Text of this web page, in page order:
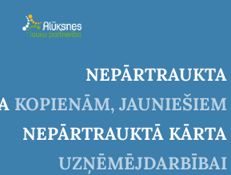
NEPĀRTRAUKTA
KOPIENĀM, JAUNIEŠIEM
NEPĀRTRAUKTĀ KĀRTA
UZŅĒMĒJDARBĪBAI